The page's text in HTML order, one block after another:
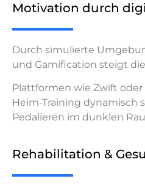
Motivation durch
Durch simulierte
und Gamification steigt
Plattformen wie Zwift
Heim-Training dynamisch
Pedalieren im dunklen
Rehabilitation &